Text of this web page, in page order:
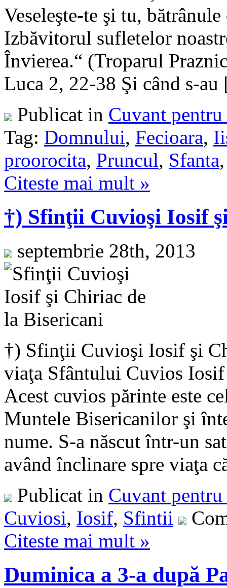
Veseleşte-te şi tu,
Izbăvitorul sufletelor
Învierea.“ (Troparul
Luca 2, 22-38 Şi când s-au
Publicat in Cuvant
Tag: Domnului, Fecioara,
proorocita, Pruncul, Sfanta
Citeste mai mult »
†) Sfinţii Cuvioşi Iosif
septembrie 28th, 2013
†) Sfinţii Cuvioşi Iosif şi
viaţa Sfântului Cuvios
Acest cuvios părinte este
Muntele Bisericanilor şi
nume. S-a născut într-un
având înclinare spre viaţa
Publicat in Cuvant
Cuviosi, Iosif, Sfintii
Citeste mai mult »
Duminica a 3-a după